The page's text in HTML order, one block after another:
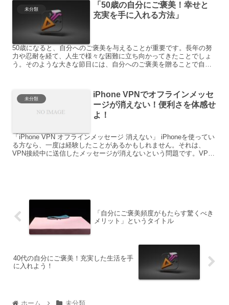
未分類
「50歳の自分にご褒美！幸せと
充実を手に入れる方法」
50歳になると、自分へのご褒美を与えることが重要です。長年の努
力や忍耐を経て、人生で様々な困難に立ち向かってきたことでしょ
う。そのような大きな節目には、自分へのご褒美を贈ることで自己
未分類
iPhone VPNでオフラインメッセ
ージが消えない！便利さを体感せ
よ！
「iPhone VPN オフラインメッセージ 消えない」 iPhoneを使ってい
る方なら、一度は経験したことがあるかもしれません。それは、
VPN接続中に送信したメッセージが消えないという問題です。VPN
「自分にご褒美頻度がもたらす驚くべき
メリット」というタイトル
40代の自分にご褒美！充実した生活を手
に入れよう！
ホーム 未分類